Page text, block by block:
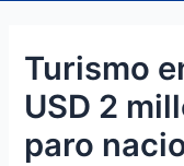
o
Turismo
USD 2
paro